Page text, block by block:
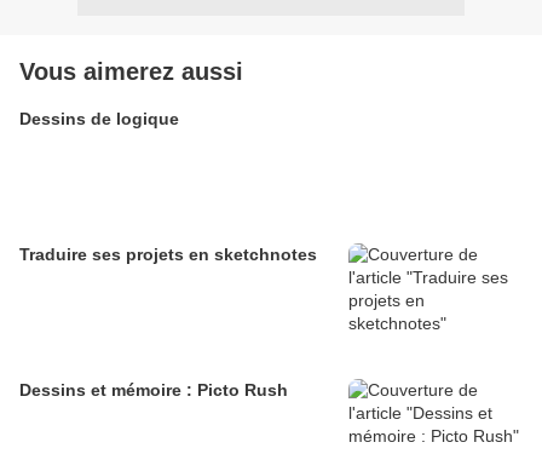
Vous aimerez aussi
Dessins de logique
Traduire ses projets en sketchnotes
Dessins et mémoire : Picto Rush